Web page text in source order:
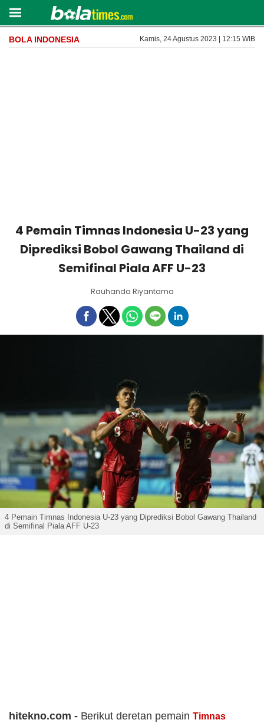
BOLA INDONESIA Kamis, 24 Agustus 2023 | 12:15 WIB
4 Pemain Timnas Indonesia U-23 yang
Diprediksi Bobol Gawang Thailand di
Semifinal Piala AFF U-23
Rauhanda Riyantama
4 Pemain Timnas Indonesia U-23 yang Diprediksi Bobol Gawang Thailand
di Semifinal Piala AFF U-23
hitekno.com - Berikut deretan pemain Timnas